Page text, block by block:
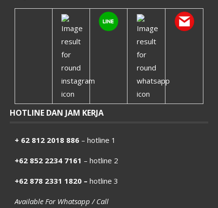
HOTLINE DAN JAM KERJA
+ 62 812 2018 886 – hotline 1
+62 852 2234 7161 – hotline 2
+62 878 2331 1820 – hotline 3
Available For Whatsapp / Call